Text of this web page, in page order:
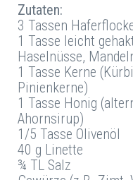
Zutaten:
3 Tassen
1 Tasse leicht
Haselnüsse,
1 Tasse Kerne
Pinienkerne)
1 Tasse Honig
Ahornsirup)
1/5 Tasse Olivenöl
40 g Linette
¾ TL Salz